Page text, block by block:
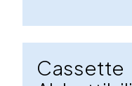
Cassette